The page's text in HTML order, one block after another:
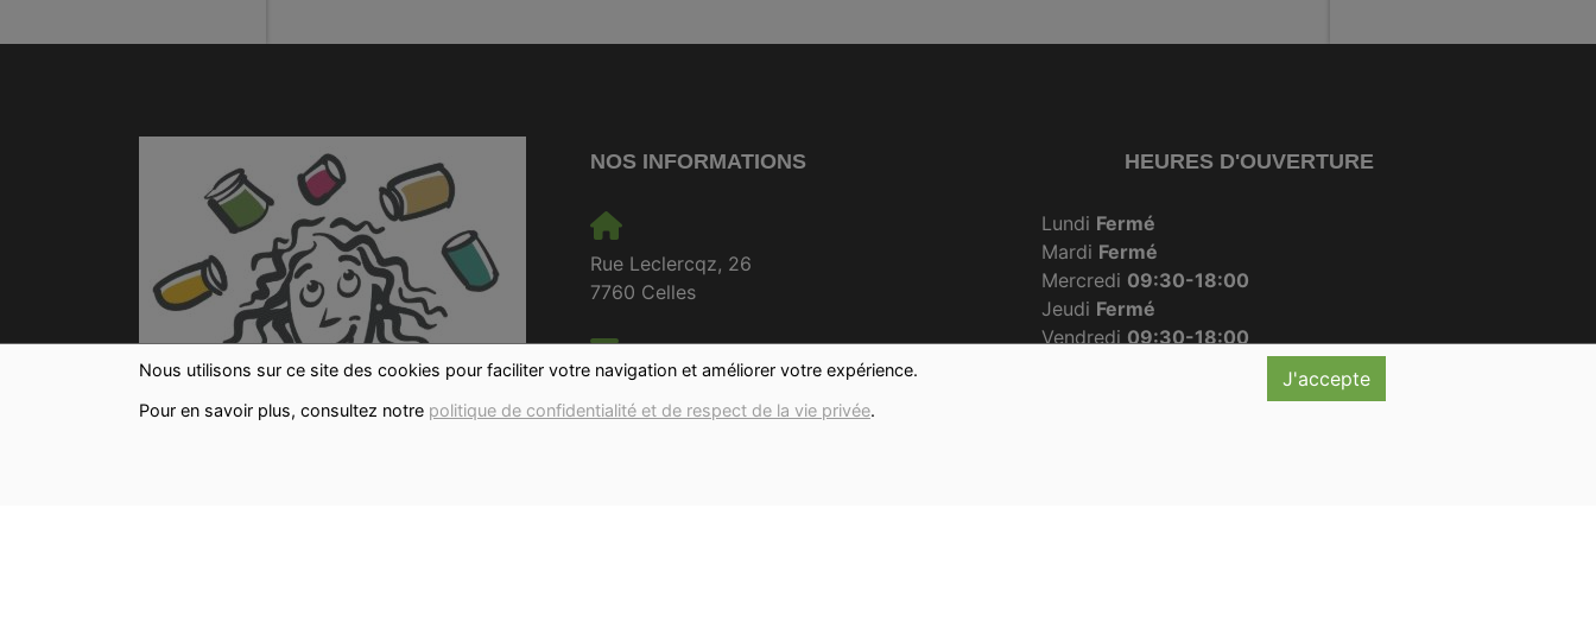
Nous utilisons sur ce site des cookies pour faciliter votre navigation et améliorer votre expérience.
Pour en savoir plus, consultez notre politique de confidentialité et de respect de la vie privée.
J'accepte
NOS INFORMATIONS
Rue Leclercqz, 26
7760 Celles
0495/73.01.13
HEURES D'OUVERTURE
Lundi Fermé
Mardi Fermé
Mercredi 09:30-18:00
Jeudi Fermé
Vendredi09:30-18:00